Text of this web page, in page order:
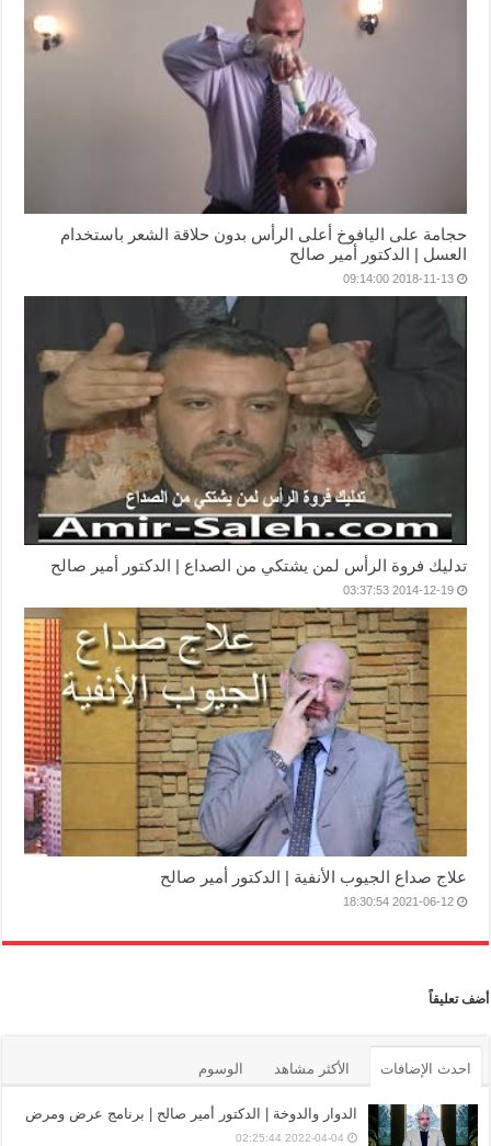
حجامة على اليافوخ أعلى الرأس بدون حلاقة الشعر باستخدام
العسل | الدكتور أمير صالح
2018-11-13 09:14:00
تدليك فروة الرأس لمن يشتكي من الصداع | الدكتور أمير صالح
2014-12-19 03:37:53
علاج صداع الجيوب الأنفية | الدكتور أمير صالح
2021-06-12 18:30:54
أضف تعليقاً
احدث الإضافات الأكثر مشاهد الوسوم
الدوار والدوخة | الدكتور أمير صالح | برنامج عرض ومرض
2022-04-04 02:25:44